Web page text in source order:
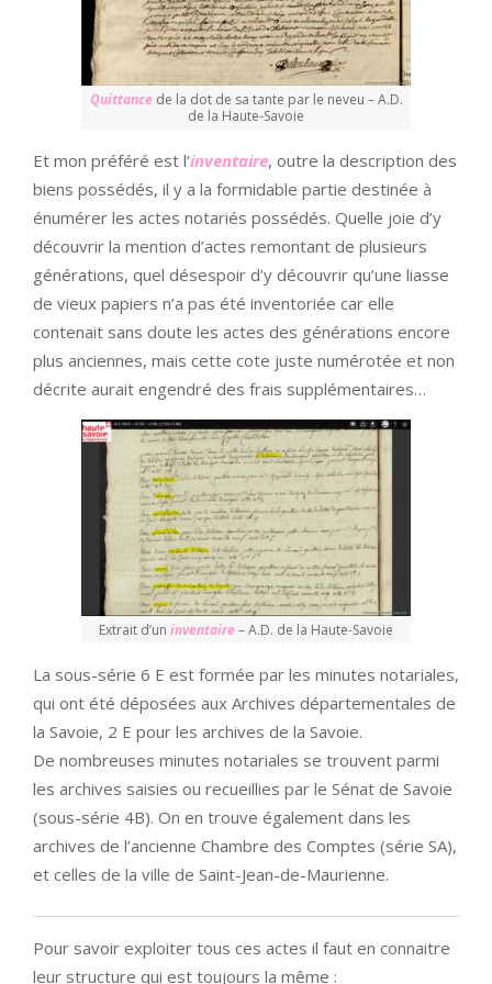
Quittancede la dot de sa tante par le neveu – A.D.
de la Haute-Savoie
Et mon préféré est l’inventaire, outre la description des
biens possédés, il y a la formidable partie destinée à
énumérer les actes notariés possédés. Quelle joie d’y
découvrir la mention d’actes remontant de plusieurs
générations, quel désespoir d’y découvrir qu’une liasse
de vieux papiers n’a pas été inventoriée car elle
contenait sans doute les actes des générations encore
plus anciennes, mais cette cote juste numérotée et non
décrite aurait engendré des frais supplémentaires…
Extrait d’un inventaire– A.D. de la Haute-Savoie
La sous-série 6 E est formée par les minutes notariales,
qui ont été déposées aux Archives départementales de
la Savoie, 2 E pour les archives de la Savoie.
De nombreuses minutes notariales se trouvent parmi
les archives saisies ou recueillies par le Sénat de Savoie
(sous-série 4B). On en trouve également dans les
archives de l’ancienne Chambre des Comptes (série SA),
et celles de la ville de Saint-Jean-de-Maurienne.
Pour savoir exploiter tous ces actes il faut en connaitre
leur structure qui est toujours la même :